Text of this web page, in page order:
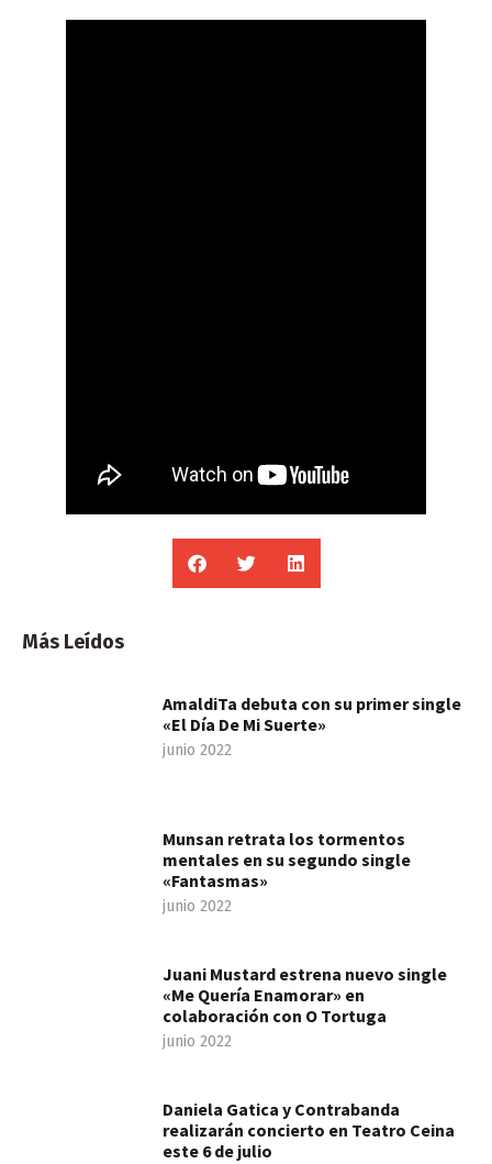
Más Leídos
AmaldiTa debuta con su primer single
«El Día De Mi Suerte»
junio 2022
Munsan retrata los tormentos
mentales en su segundo single
«Fantasmas»
junio 2022
Juani Mustard estrena nuevo single
«Me Quería Enamorar» en
colaboración con O Tortuga
junio 2022
Daniela Gatica y Contrabanda
realizarán concierto en Teatro Ceina
este 6 de julio